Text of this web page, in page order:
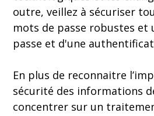
outre, veillez à sécuriser
mots de passe robustes
passe et d'une
En plus de reconnaitre
sécurité des informations
concentrer sur un